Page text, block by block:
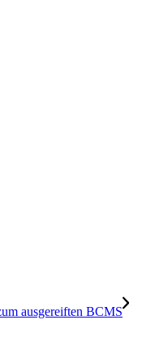
ausgereiften BCMS